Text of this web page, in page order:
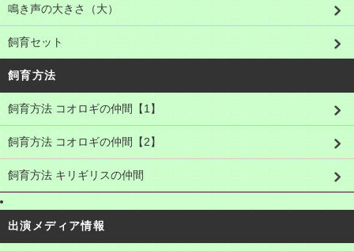
鳴き声の大きさ（大）
飼育セット
飼育方法
飼育方法 コオロギの仲間【1】
飼育方法 コオロギの仲間【2】
飼育方法 キリギリスの仲間
出演メディア情報